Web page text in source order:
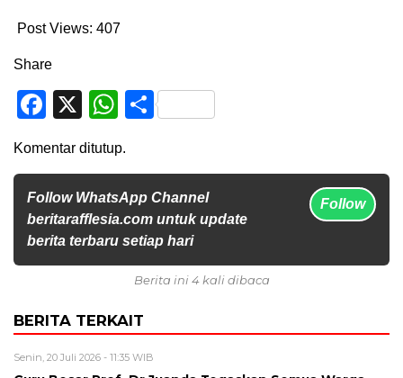
Post Views: 407
Share
Facebook
X WhatsApp
Share
Komentar ditutup.
Follow WhatsApp Channel
beritarafflesia.com untuk update
berita terbaru setiap hari
Follow
Berita ini 4 kali dibaca
BERITA TERKAIT
Senin, 20 Juli 2026 - 11:35 WIB